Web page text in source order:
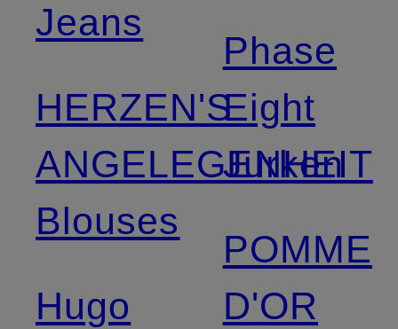
Jeans
HERZEN'S
ANGELEGENHEIT
Blouses
Hugo
Phase
Eight
Jurken
POMME
D'OR